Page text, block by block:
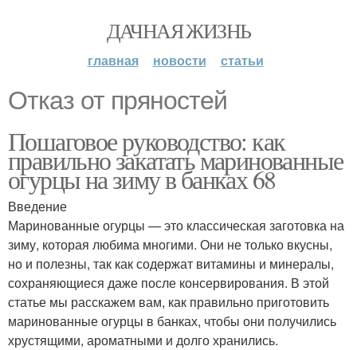
ДАЧНАЯ ЖИЗНЬ
главная новости статьи
Отказ от пряностей
Пошаговое руководство: как
правильно закатать маринованные
огурцы на зиму в банках 68
Введение
Маринованные огурцы — это классическая заготовка на
зиму, которая любима многими. Они не только вкусны,
но и полезны, так как содержат витамины и минералы,
сохраняющиеся даже после консервирования. В этой
статье мы расскажем вам, как правильно приготовить
маринованные огурцы в банках, чтобы они получились
хрустящими, ароматными и долго хранились.